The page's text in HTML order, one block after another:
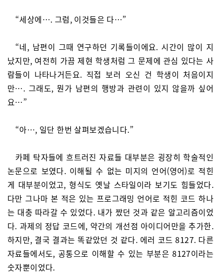
“세상에…. 그럼, 이것들은 다…”
“네, 남편이 그때 연구하던 기록들이에요. 시간이 많이 지
났지만, 여전히 가끔 제현 학생처럼 그 문제에 관심 있다는 사
람들이 나타나거든요. 직접 보러 오신 건 학생이 처음이지
만…. 그래도, 뭔가 남편의 행방과 관련이 있지 않을까 싶어
요…”
“아…, 일단 한번 살펴보겠습니다.”
카페 탁자들에 흐트러진 자료들 대부분은 굉장히 학술적인
논문으로 보였다. 이해될 수 없는 미지의 언어(영어)로 적힌
게 대부분이었고, 형식도 옛날 스타일이라 보기도 힘들었다.
다만 그나마 본 적은 있는 프로그래밍 언어로 적힌 코드 하나
는 대충 따라갈 수 있었다. 내가 짰던 것과 같은 알고리즘이었
다. 과제의 정답 코드에, 약간의 개선점 아이디어만을 추가한.
하지만, 결국 결과는 똑같았던 것 같다. 에러 코드 8127. 다른
자료들에서도, 공통으로 이해할 수 있는 부분은 8127이라는
숫자뿐이었다.